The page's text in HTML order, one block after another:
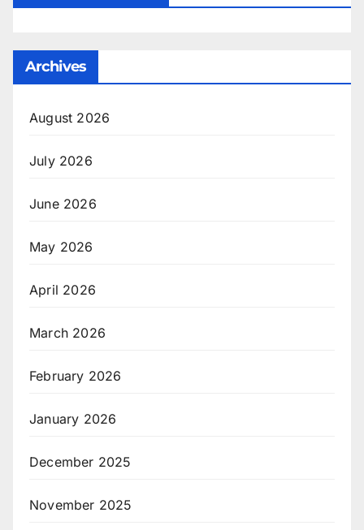
Archives
August 2026
July 2026
June 2026
May 2026
April 2026
March 2026
February 2026
January 2026
December 2025
November 2025